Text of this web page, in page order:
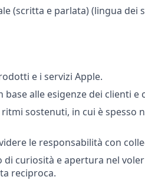
(scritta e parlata) (lingua dei
e i servizi Apple.
base alle esigenze dei clienti
sostenuti, in cui è spesso
le responsabilità con
curiosità e apertura nel
reciproca.